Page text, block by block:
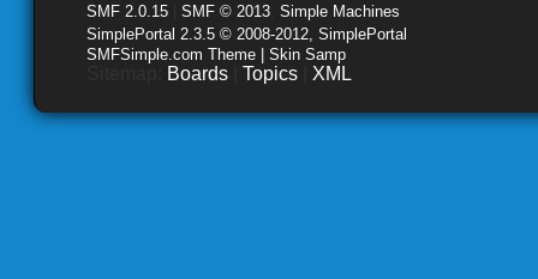
SMF 2.0.15 SMF © 2013 Simple Machines
SimplePortal 2.3.5 © 2008-2012, SimplePortal
SMFSimple.com Theme | Skin Samp
Boards Topics XML